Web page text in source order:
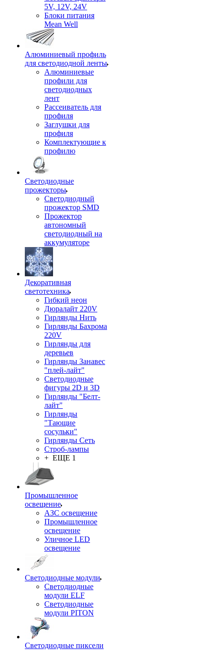
5V, 12V, 24V
Блоки питания
Mean Well
Алюминиевый профиль
для светодиодной ленты
Алюминиевые
профили для
светодиодных
лент
Рассеиватель для
профиля
Заглушки для
профиля
Комплектующие к
профилю
Светодиодные
прожекторы
Светодиодный
прожектор SMD
Прожектор
автономный
светодиодный на
аккумуляторе
Декоративная
светотехника
Гибкий неон
Дюралайт 220V
Гирлянды Нить
Гирлянды Бахрома
220V
Гирлянды для
деревьев
Гирлянды Занавес
"плей-лайт"
Светодиодные
фигуры 2D и 3D
Гирлянды "Белт-
лайт"
Гирлянды
"Тающие
сосульки"
Гирлянды Сеть
Строб-лампы
+ ЕЩЕ 1
Промышленное
освещение
АЗС освещение
Промышленное
освещение
Уличное LED
освещение
Светодиодные модули
Светодиодные
модули ELF
Светодиодные
модули PITON
Светодиодные пиксели